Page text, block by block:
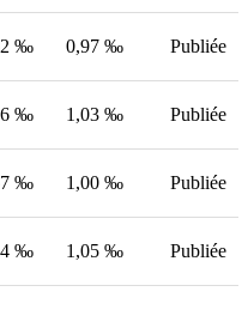
‰ 0,97 ‰ Publiée
‰ 1,03 ‰ Publiée
‰ 1,00 ‰ Publiée
‰ 1,05 ‰ Publiée